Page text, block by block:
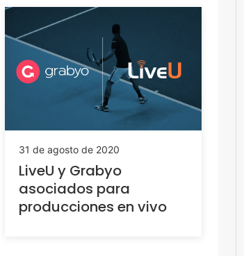
31 de agosto de 2020
LiveU y Grabyo
asociados para
producciones en vivo